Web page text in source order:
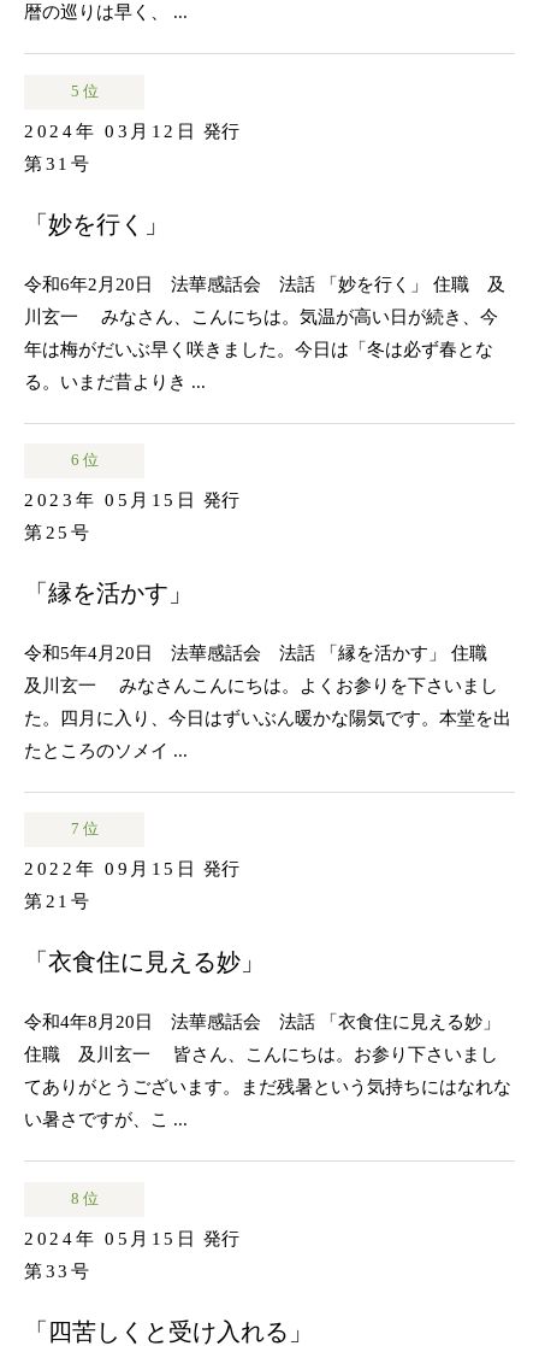
暦の巡りは早く、 ...
5 位
2024年 03月12日
発行
第31号
「妙を行く」
令和6年2月20日 法華感話会 法話 「妙を行く」 住職 及
川玄一 みなさん、こんにちは。気温が高い日が続き、今
年は梅がだいぶ早く咲きました。今日は「冬は必ず春とな
る。いまだ昔よりき ...
6 位
2023年 05月15日
発行
第25号
「縁を活かす」
令和5年4月20日 法華感話会 法話 「縁を活かす」 住職
及川玄一 みなさんこんにちは。よくお参りを下さいまし
た。四月に入り、今日はずいぶん暖かな陽気です。本堂を出
たところのソメイ ...
7 位
2022年 09月15日
発行
第21号
「衣食住に見える妙」
令和4年8月20日 法華感話会 法話 「衣食住に見える妙」
住職 及川玄一 皆さん、こんにちは。お参り下さいまし
てありがとうございます。まだ残暑という気持ちにはなれな
い暑さですが、こ ...
8 位
2024年 05月15日 発行
第33号
「四苦しくと受け入れる」